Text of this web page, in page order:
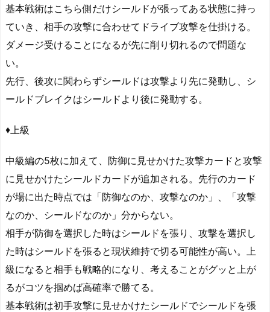
基本戦術はこちら側だけシールドが張ってある状態に持っ
ていき、相手の攻撃に合わせてドライブ攻撃を仕掛ける。
ダメージ受けることになるが先に削り切れるので問題な
い。
先行、後攻に関わらずシールドは攻撃より先に発動し、シ
ールドブレイクはシールドより後に発動する。
♦上級
中級編の5枚に加えて、防御に見せかけた攻撃カードと攻撃
に見せかけたシールドカードが追加される。先行のカード
が場に出た時点では「防御なのか、攻撃なのか」、「攻撃
なのか、シールドなのか」分からない。
相手が防御を選択した時はシールドを張り、攻撃を選択し
た時はシールドを張ると現状維持で切る可能性が高い。上
級になると相手も戦略的になり、考えることがグッと上が
るがコツを掴めば高確率で勝てる。
基本戦術は初手攻撃に見せかけたシールドでシールドを張